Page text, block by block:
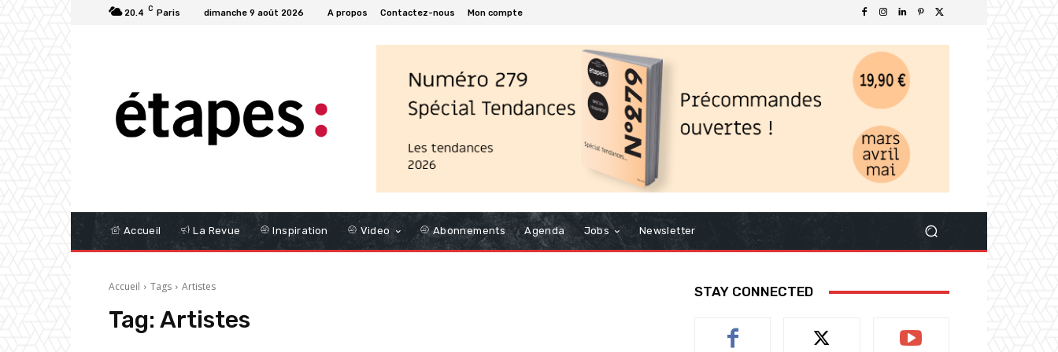
20.4 C Paris dimanche 9 août 2026 A propos Contactez-nous Mon compte
Accueil La Revue Inspiration Video Abonnements Agenda Jobs Newsletter
Accueil Tags Artistes
Tag: Artistes
STAY CONNECTED